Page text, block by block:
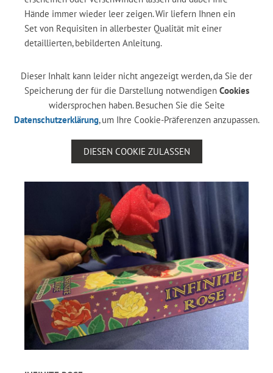
Hände immer wieder leer zeigen. Wir liefern Ihnen ein
Set von Requisiten in allerbester Qualität mit einer
detaillierten, bebilderten Anleitung.
Dieser Inhalt kann leider nicht angezeigt werden, da Sie der
Speicherung der für die Darstellung notwendigen Cookies
widersprochen haben. Besuchen Sie die Seite
Datenschutzerklärung, um Ihre Cookie-Präferenzen anzupassen.
DIESEN COOKIE ZULASSEN